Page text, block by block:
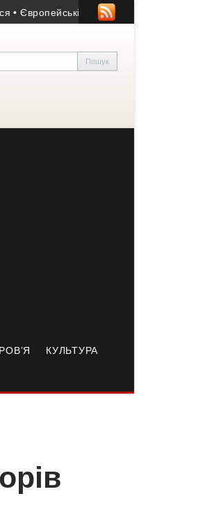
мільйони працюють: у
КУЛЬТУРА